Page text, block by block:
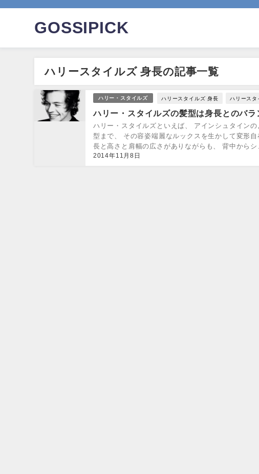
GOSSIPICK
ハリースタイルズ 身長の記事一覧
ハリー・スタイルズ ハリースタイルズ 身長 ハリースタ
ハリー・スタイルズの髪型は身長とのバ
2014年11月8日
ハリー・スタイルズといえば、 アインシュタイン
型まで、 その容姿端麗なルックスを生かして変形
長と高さと肩幅の広さがありながらも、 背中から